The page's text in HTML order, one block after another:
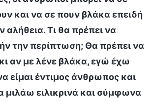
και να σε πουν βλάκα επειδή
αλήθεια. Τι θα πρέπει να
την περίπτωση; Θα πρέπει να
αν με λένε βλάκα, εγώ έχω
είμαι έντιμος άνθρωπος και
μιλάω ειλικρινά και σύμφωνα